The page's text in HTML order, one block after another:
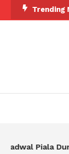
To
Trending
Piala Dunia